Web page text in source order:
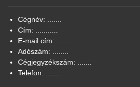
Cégnév: .......
Cím: ...........
E-mail cím: .......
Adószám: ........
Cégjegyzékszám: .......
Telefon: ........